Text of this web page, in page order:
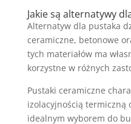
Jakie są alternatywy
Alternatyw dla pustaka
ceramiczne, betonowe
tych materiałów ma
korzystne w różnych
Pustaki ceramiczne
izolacyjnością termiczną
idealnym wyborem do